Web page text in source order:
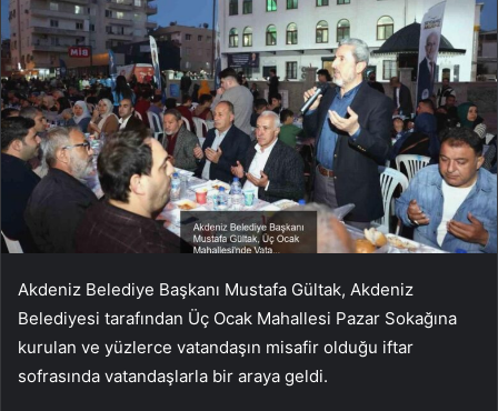
Akdeniz Belediye Başkanı Mustafa Gültak, Akdeniz
Belediyesi tarafından Üç Ocak Mahallesi Pazar Sokağına
kurulan ve yüzlerce vatandaşın misafir olduğu iftar
sofrasında vatandaşlarla bir araya geldi.